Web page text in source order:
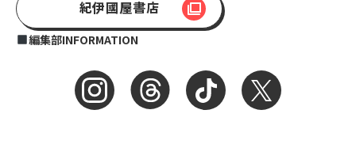
紀伊國屋書店
編集部INFORMATION